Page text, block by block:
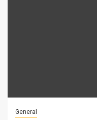
General